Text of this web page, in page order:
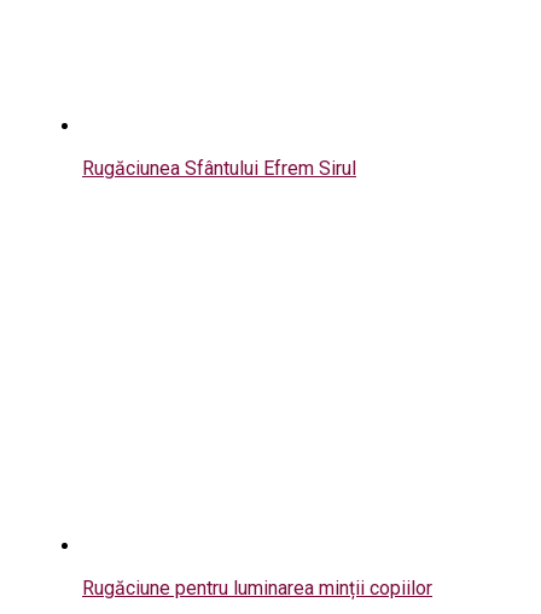
Rugăciunea Sfântului Efrem Sirul
Rugăciune pentru luminarea minții copiilor